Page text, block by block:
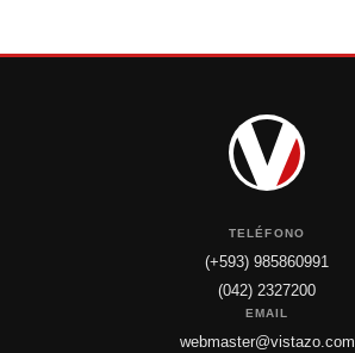
TELÉFONO
(+593) 985860991
(042) 2327200
EMAIL
webmaster@vistazo.com